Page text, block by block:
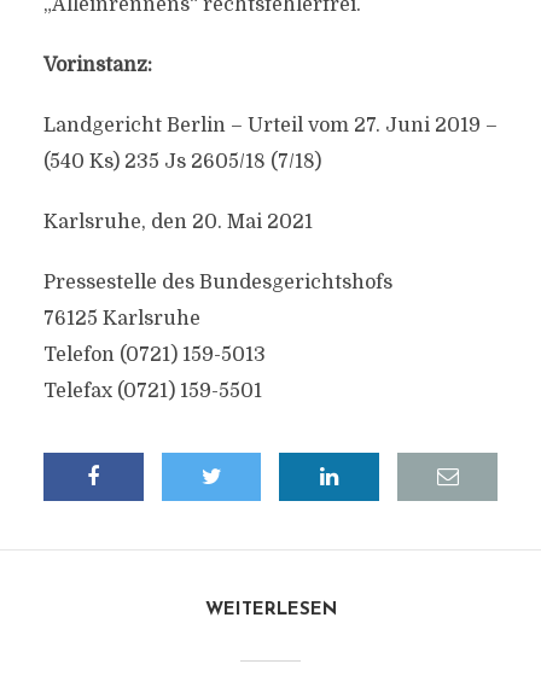
„Alleinrennens“ rechtsfehlerfrei.
Vorinstanz:
Landgericht Berlin – Urteil vom 27. Juni 2019 –
(540 Ks) 235 Js 2605/18 (7/18)
Karlsruhe, den 20. Mai 2021
Pressestelle des Bundesgerichtshofs
76125 Karlsruhe
Telefon (0721) 159-5013
Telefax (0721) 159-5501
WEITERLESEN